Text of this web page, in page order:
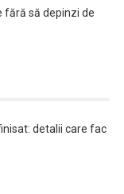
fără să depinzi de
detalii care fac